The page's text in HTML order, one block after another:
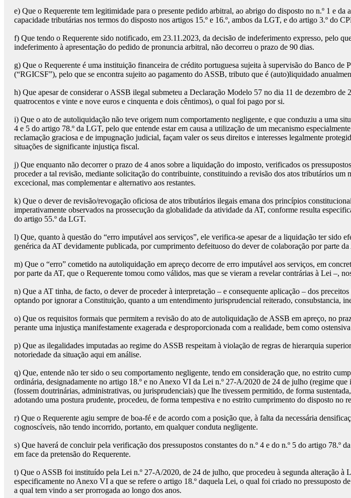
e) Que o Requerente tem legitimidade para o presente pedido arbitral, ao abrigo do disposto no n.º 1 e
capacidade tributárias nos termos do disposto nos artigos 15.º e 16.º, ambos da LGT, e do artigo 3.º do
f) Que tendo o Requerente sido notificado, em 23.11.2023, da decisão de indeferimento expresso, pelo
indeferimento à apresentação do pedido de pronuncia arbitral, não decorreu o prazo de 90 dias.
g) Que o Requerente é uma instituição financeira de crédito portuguesa sujeita à supervisão do Banco
(“RGICSF”), pelo que se encontra sujeito ao pagamento do ASSB, tributo que é (auto)liquidado
h) Que apesar de considerar o ASSB ilegal submeteu a Declaração Modelo 57 no dia 11 de dezembro
quatrocentos e vinte e nove euros e cinquenta e dois cêntimos), o qual foi pago por si.
i) Que o ato de autoliquidação não teve origem num comportamento negligente, e que conduziu a uma
4 e 5 do artigo 78.º da LGT, pelo que entende estar em causa a utilização de um mecanismo
reclamação graciosa e de impugnação judicial, façam valer os seus direitos e interesses legalmente
situações de significante injustiça fiscal.
j) Que enquanto não decorrer o prazo de 4 anos sobre a liquidação do imposto, verificados os
proceder a tal revisão, mediante solicitação do contribuinte, constituindo a revisão dos atos tributários
excecional, mas complementar e alternativo aos restantes.
k) Que o dever de revisão/revogação oficiosa de atos tributários ilegais emana dos princípios
imperativamente observados na prossecução da globalidade da atividade da AT, conforme resulta
do artigo 55.º da LGT.
l) Que, quanto à questão do “erro imputável aos serviços”, ele verifica-se apesar de a liquidação ter sido
genérica da AT devidamente publicada, por cumprimento defeituoso do dever de colaboração por parte da
m) Que o “erro” cometido na autoliquidação em apreço decorre de erro imputável aos serviços, em
por parte da AT, que o Requerente tomou como válidos, mas que se vieram a revelar contrárias à Lei –,
n) Que a AT tinha, de facto, o dever de proceder à interpretação – e consequente aplicação – dos
optando por ignorar a Constituição, quanto a um entendimento jurisprudencial reiterado, consubstancia,
o) Que os requisitos formais que permitem a revisão do ato de autoliquidação de ASSB em apreço, no
perante uma injustiça manifestamente exagerada e desproporcionada com a realidade, bem como
p) Que as ilegalidades imputadas ao regime do ASSB respeitam à violação de regras de hierarquia
notoriedade da situação aqui em análise.
q) Que, entende não ter sido o seu comportamento negligente, tendo em consideração que, no estrito
ordinária, designadamente no artigo 18.º e no Anexo VI da Lei n.º 27-A/2020 de 24 de julho (regime
(fossem doutrinárias, administrativas, ou jurisprudenciais) que lhe tivessem permitido, de forma
adotando uma postura prudente, procedeu, de forma tempestiva e no estrito cumprimento do disposto
r) Que o Requerente agiu sempre de boa-fé e de acordo com a posição que, à falta da necessária
cognoscíveis, não tendo incorrido, portanto, em qualquer conduta negligente.
s) Que haverá de concluir pela verificação dos pressupostos constantes do n.º 4 e do n.º 5 do artigo
em face da pretensão do Requerente.
t) Que o ASSB foi instituído pela Lei n.º 27-A/2020, de 24 de julho, que procedeu à segunda alteração
especificamente no Anexo VI a que se refere o artigo 18.º daquela Lei, o qual foi criado no pressuposto
a qual tem vindo a ser prorrogada ao longo dos anos.